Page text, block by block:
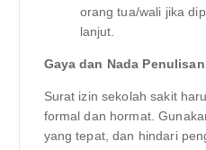
orang tua/wali jika
lanjut.
Gaya dan Nada Penulisan
Surat izin sekolah sakit
formal dan hormat.
yang tepat, dan hindari